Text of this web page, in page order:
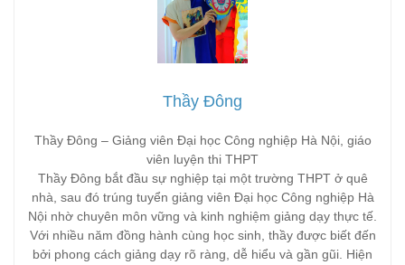
Thầy Đông
Thầy Đông – Giảng viên Đại học Công nghiệp Hà Nội, giáo
viên luyện thi THPT
Thầy Đông bắt đầu sự nghiệp tại một trường THPT ở quê
nhà, sau đó trúng tuyển giảng viên Đại học Công nghiệp Hà
Nội nhờ chuyên môn vững và kinh nghiệm giảng dạy thực tế.
Với nhiều năm đồng hành cùng học sinh, thầy được biết đến
bởi phong cách giảng dạy rõ ràng, dễ hiểu và gần gũi. Hiện